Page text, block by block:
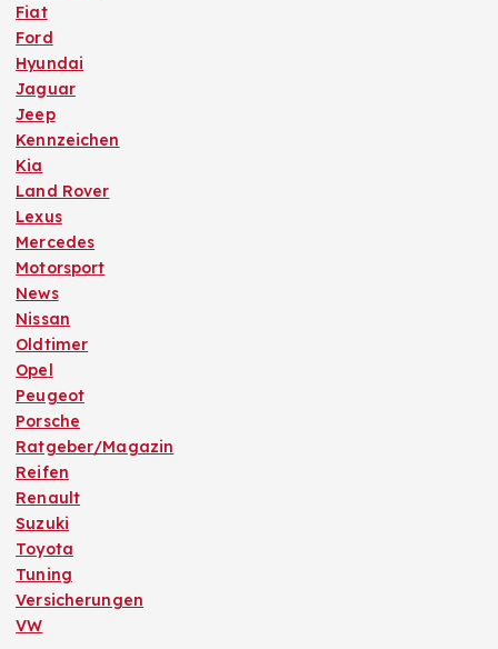
Fiat
Ford
Hyundai
Jaguar
Jeep
Kennzeichen
Kia
Land Rover
Lexus
Mercedes
Motorsport
News
Nissan
Oldtimer
Opel
Peugeot
Porsche
Ratgeber/Magazin
Reifen
Renault
Suzuki
Toyota
Tuning
Versicherungen
VW